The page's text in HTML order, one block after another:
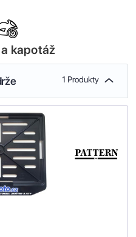
kapotáž
1 Produkty